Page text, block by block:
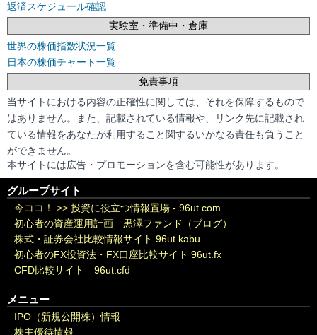
返済スケジュール確認
実験室・準備中・倉庫
世界の株価指数状況一覧
日本の株価チャート一覧
免責事項
当サイトにおける内容の正確性に関しては、それを保障するもので
はありません。また、記載されている情報や、リンク先に記載され
ている情報をあなたが利用すること関するいかなる責任も負うこと
ができません。
本サイトには広告・プロモーションを含む可能性があります。
グループサイト
今ココ！ >> 投資に役立つ情報置場 - 96ut.com
初心者の資産運用計画 黒澤ファンド（ブログ）
株式・証券会社比較情報サイト 96ut.kabu
初心者のFX投資法・FX口座比較サイト 96ut.fx
CFD比較サイト 96ut.cfd
メニュー
IPO（新規公開株）情報
株主優待情報